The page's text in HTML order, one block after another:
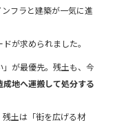
フラと建築が一気に進
が求められました。
が最優先。残土も、今
成地へ運搬して処分する
土は「街を広げる材